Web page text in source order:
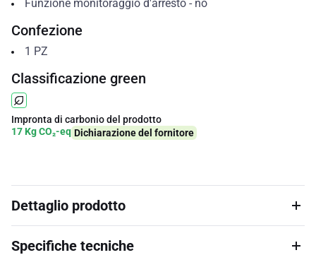
Funzione monitoraggio d'arresto- no
Confezione
1 PZ
Classificazione green
Impronta di carbonio del prodotto
17 Kg CO₂-eq Dichiarazione del fornitore
Dettaglio prodotto
Specifiche tecniche